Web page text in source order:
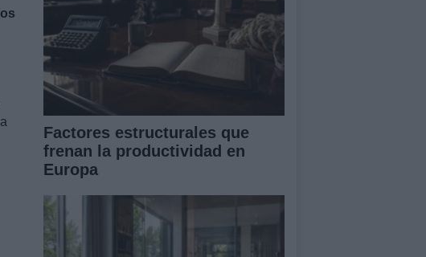
Factores estructurales que
frenan la productividad en
Europa